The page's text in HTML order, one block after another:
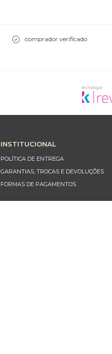
comprador verificado
INSTITUCIONAL
POLÍTICA DE ENTREGA
GARANTIAS, TROCAS E DEVOLUÇÕES
FORMAS DE PAGAMENTOS